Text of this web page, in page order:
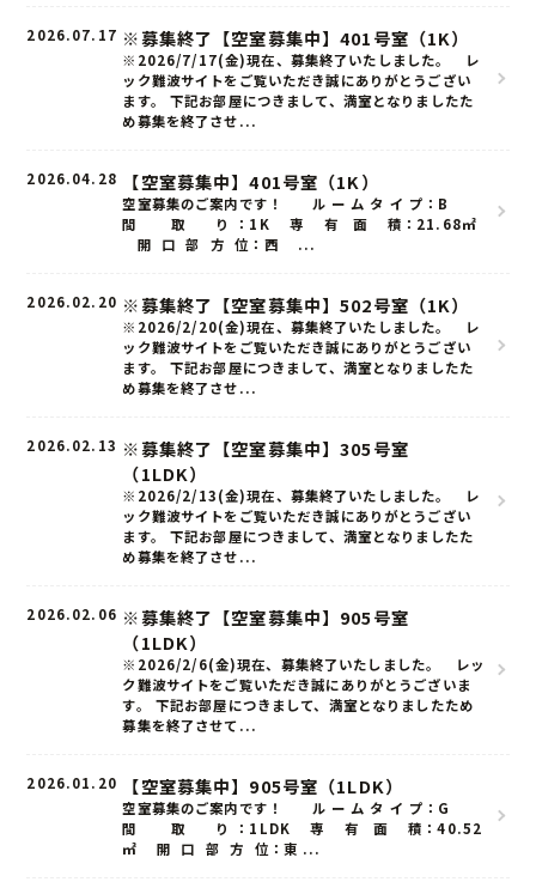
ホーム
2026.07.17 ※募集終了【空室募集中】401号室（1K）
※2026/7/17(金)現在、募集終了いたしました。 レ
ック難波サイトをご覧いただき誠にありがとうござい
ます。 下記お部屋につきまして、満室となりましたた
め募集を終了させ...
2026.04.28 【空室募集中】401号室（1K）
空室募集のご案内です！ ル ー ム タ イ プ：B
間 取 り ：1K 専 有 面 積：21.68㎡
開 口 部 方 位：西 ...
2026.02.20 ※募集終了【空室募集中】502号室（1K）
※2026/2/20(金)現在、募集終了いたしました。 レ
ック難波サイトをご覧いただき誠にありがとうござい
ます。 下記お部屋につきまして、満室となりましたた
め募集を終了させ...
2026.02.13 ※募集終了【空室募集中】305号室
（1LDK）
※2026/2/13(金)現在、募集終了いたしました。 レ
ック難波サイトをご覧いただき誠にありがとうござい
ます。 下記お部屋につきまして、満室となりましたた
め募集を終了させ...
2026.02.06 ※募集終了【空室募集中】905号室
（1LDK）
※2026/2/6(金)現在、募集終了いたしました。 レッ
ク難波サイトをご覧いただき誠にありがとうございま
す。 下記お部屋につきまして、満室となりましたため
募集を終了させて...
2026.01.20 【空室募集中】905号室（1LDK）
空室募集のご案内です！ ル ー ム タ イ プ：G
間 取 り ：1LDK 専 有 面 積：40.52
㎡ 開 口 部 方 位：東 ...